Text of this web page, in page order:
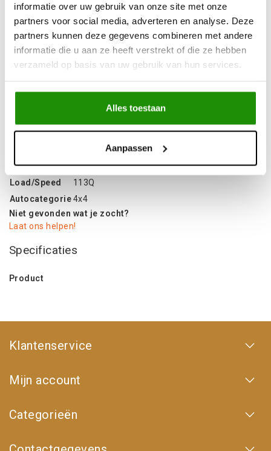
informatie over uw gebruik van onze site met onze
partners voor social media, adverteren en analyse. Deze
partners kunnen deze gegevens combineren met andere
informatie die u aan ze heeft verstrekt of die ze hebben
verzameld op basis van uw gebruik van hun services.
Alles toestaan
Aanpassen
Deel dit product
Informatie
Profiel
M-8060 trepador radial
35x12.5-15
Maat2
35x12.5-15
Load/Speed
113Q
Autocategorie4x4
Niet gevonden wat je zocht?
Laat ons helpen!
Specificaties
Product
Klantenservice
Mijn account
Categorieën